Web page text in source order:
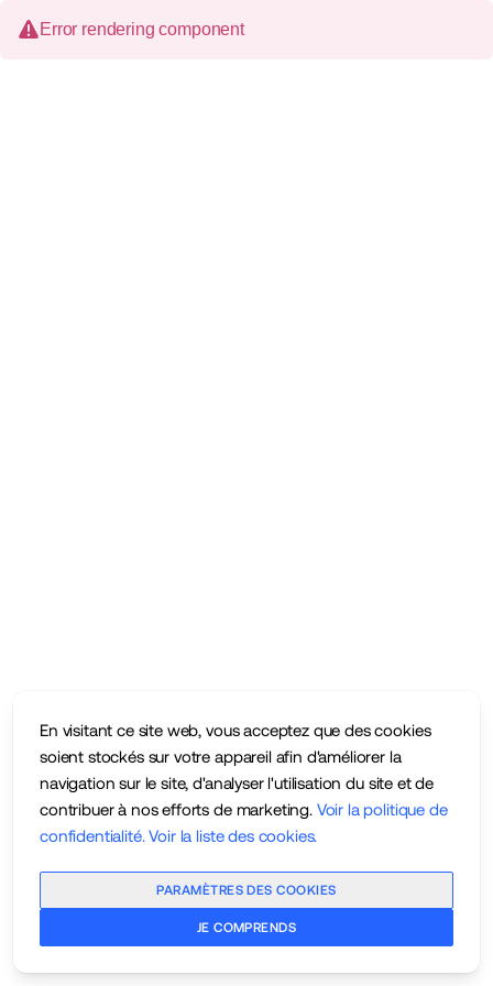
En visitant ce site web, vous acceptez que des cookies
soient stockés sur votre appareil afin d'améliorer la
navigation sur le site, d'analyser l'utilisation du site et de
contribuer à nos efforts de marketing. Voir la politique de
confidentialité. Voir la liste des cookies.
PARAMÈTRES DES COOKIES
JE COMPRENDS
Error rendering component